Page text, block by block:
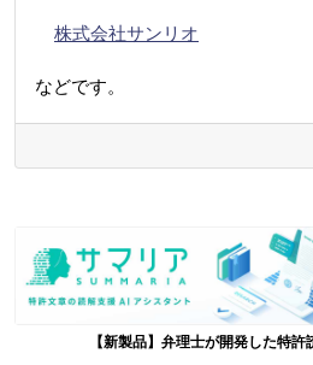
株式会社サンリオ
などです。
【新製品】弁理士が開発した特